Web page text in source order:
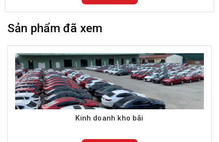
Sản phẩm đã xem
Kinh doanh kho bãi